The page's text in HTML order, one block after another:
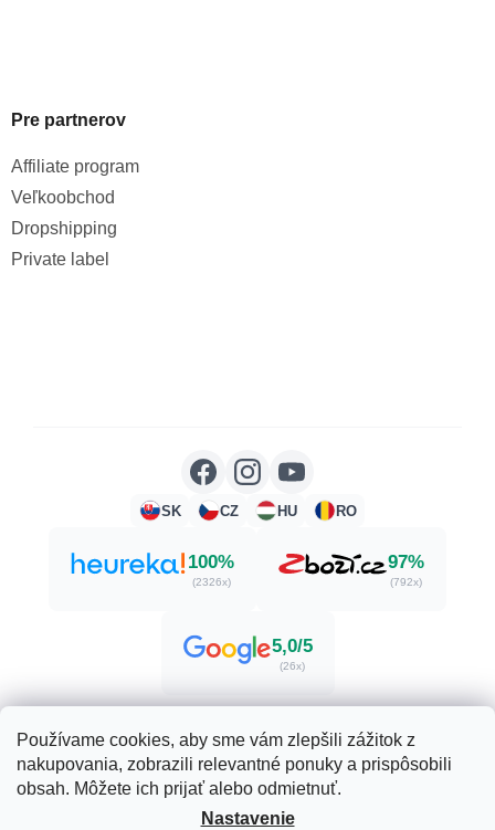
Používame cookies, aby sme vám zlepšili zážitok z
nakupovania, zobrazili relevantné ponuky a prispôsobili
obsah. Môžete ich prijať alebo odmietnuť.
Nastavenie
Pre partnerov
Affiliate program
Veľkoobchod
Dropshipping
Private label
SK CZ HU RO
100%
(2326x)
97%
(792x)
5,0/5
(26x)
Vytvoril Shoptet